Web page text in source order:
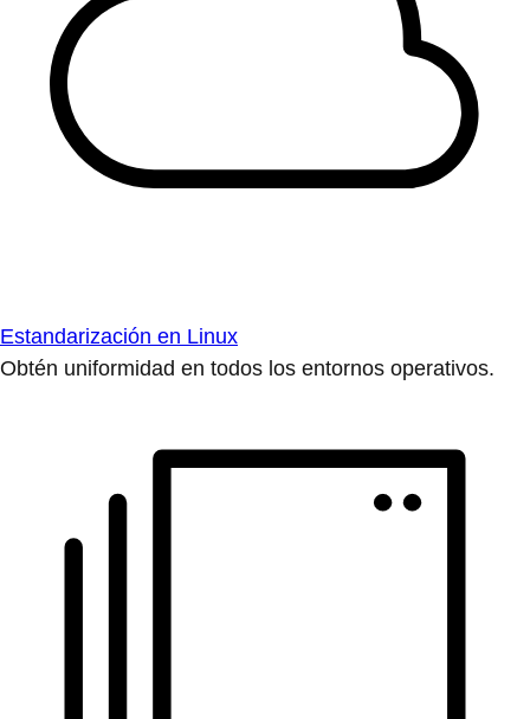
Estandarización en Linux
Obtén uniformidad en todos los entornos operativos.